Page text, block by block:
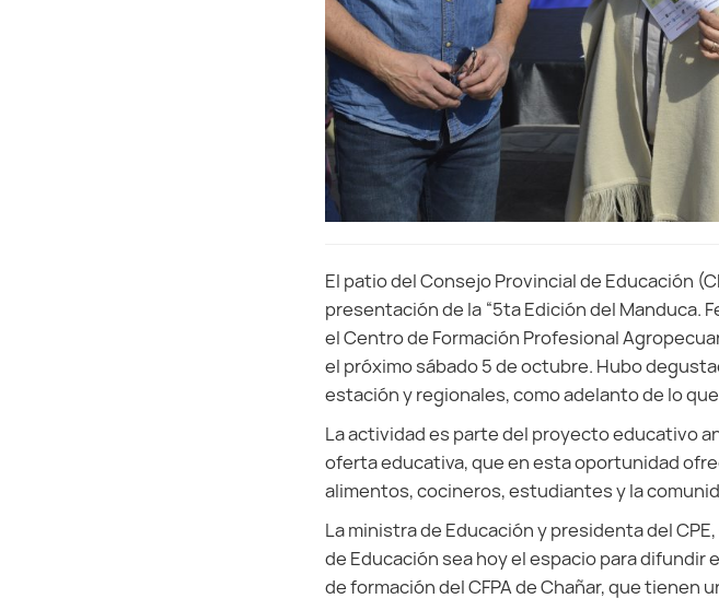
El patio del Consejo Provincial de Educación
presentación de la “5ta Edición del Manduca.
el Centro de Formación Profesional
el próximo sábado 5 de octubre. Hubo
estación y regionales, como adelanto de lo
La actividad es parte del proyecto educativo
oferta educativa, que en esta oportunidad
alimentos, cocineros, estudiantes y la
La ministra de Educación y presidenta del
de Educación sea hoy el espacio para
de formación del CFPA de Chañar, que tienen